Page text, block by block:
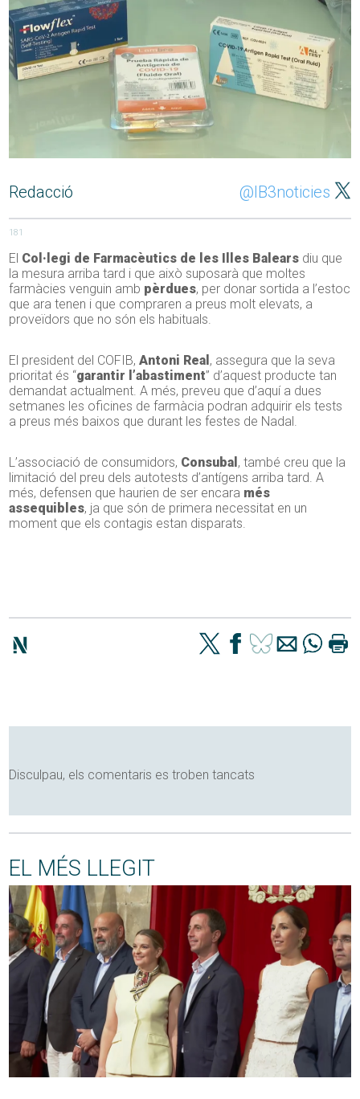
Redacció @IB3noticies
181
El Col·legi de Farmacèutics de les Illes Balears diu que
la mesura arriba tard i que això suposarà que moltes
farmàcies venguin amb pèrdues, per donar sortida a l’estoc
que ara tenen i que compraren a preus molt elevats, a
proveïdors que no són els habituals.
El president del COFIB,Antoni Real , assegura que la seva
prioritat és “garantir l’abastiment” d’aquest producte tan
demandat actualment. A més, preveu que d’aquí a dues
setmanes les oficines de farmàcia podran adquirir els tests
a preus més baixos que durant les festes de Nadal.
L’associació de consumidors, Consubal , també creu que la
limitació del preu dels autotests d’antígens arriba tard. A
més, defensen que haurien de ser encara més
assequibles, ja que són de primera necessitat en un
moment que els contagis estan disparats.
Disculpau, els comentaris es troben tancats
EL MÉS LLEGIT